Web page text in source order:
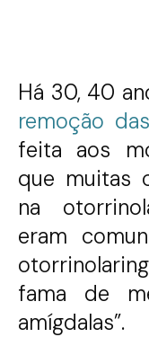
Há 30, 40
remoção
feita aos
que muitas
na
eram
fama de
amígdalas”.